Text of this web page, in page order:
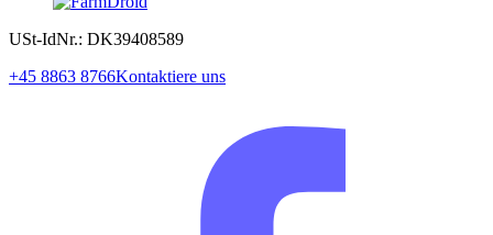
USt-IdNr.: DK39408589
+45 8863 8766Kontaktiere uns